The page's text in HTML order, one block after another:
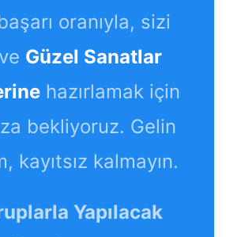
oranıyla, sizi
Güzel Sanatlar
hazırlamak için
bekliyoruz. Gelin
kayıtsız kalmayın.
Yapılacak